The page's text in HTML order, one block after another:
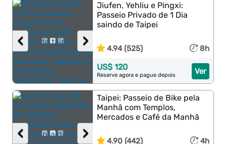
›
‹
Jiufen, Yehliu e Pingxi:
Passeio Privado de 1 Dia
saindo de Taipei
4.94 (525) 8h
Ver
US$ 120
Reserve agora e pague depois
›
‹
Taipei: Passeio de Bike pela
Manhã com Templos,
Mercados e Café da Manhã
4.90 (442) 4h